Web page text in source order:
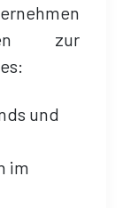
zur
und
im